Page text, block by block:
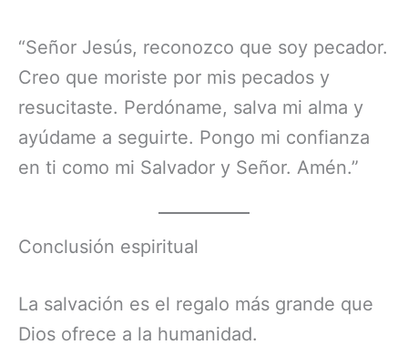
“Señor Jesús, reconozco que soy pecador.
Creo que moriste por mis pecados y
resucitaste. Perdóname, salva mi alma y
ayúdame a seguirte. Pongo mi confianza
en ti como mi Salvador y Señor. Amén.”
Conclusión espiritual
La salvación es el regalo más grande que
Dios ofrece a la humanidad.